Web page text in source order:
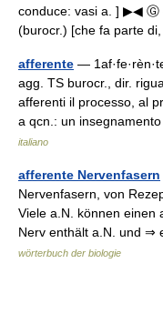
conduce: vasi a. ] ▶◀ Ⓖ
(burocr.) [che fa parte
afferente —
agg. TS burocr., dir.
afferenti il processo, al
a qcn.: un
italiano
afferente Nervenfasern
Nervenfasern, von
Viele a.N. können einen
Nerv enthält a.N. und
wörterbuch der biologie